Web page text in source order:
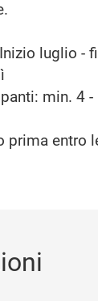
luglio -
min. 4 -
prima entro